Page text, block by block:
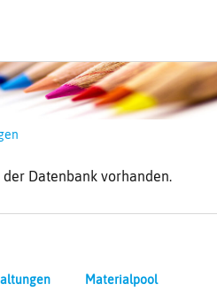
Datenbank vorhanden.
Materialpool